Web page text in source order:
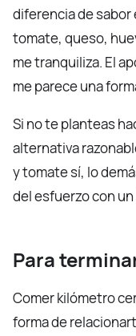
diferencia de
tomate, queso,
me tranquiliza. El
me parece una
Si no te planteas
alternativa
y tomate sí, lo
del esfuerzo con
Para
Comer kilómetro
forma de